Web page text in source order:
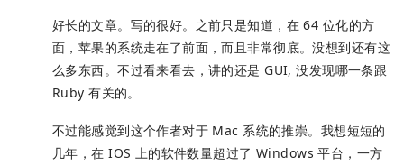
好长的文章。写的很好。之前只是知道，在 64 位化的方
面，苹果的系统走在了前面，而且非常彻底。没想到还有这
么多东西。不过看来看去，讲的还是 GUI, 没发现哪一条跟
Ruby 有关的。
不过能感觉到这个作者对于 Mac 系统的推崇。我想短短的
几年，在 IOS 上的软件数量超过了 Windows 平台，一方